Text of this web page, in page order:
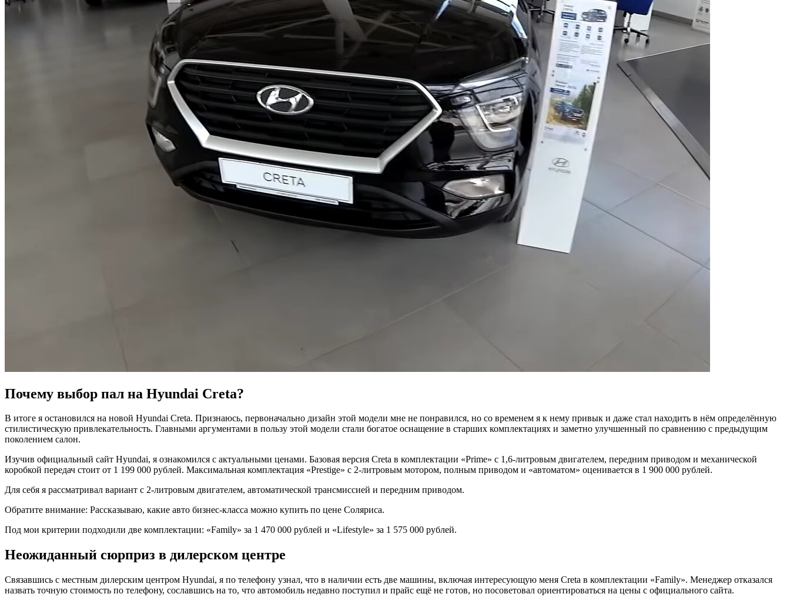
Почему выбор пал на Hyundai Creta?
В итоге я остановился на новой Hyundai Creta. Признаюсь, первоначально дизайн этой модели мне не понравился, но со временем я к нему привык и даже стал находить в нём определённую
стилистическую привлекательность. Главными аргументами в пользу этой модели стали богатое оснащение в старших комплектациях и заметно улучшенный по сравнению с предыдущим
поколением салон.
Изучив официальный сайт Hyundai, я ознакомился с актуальными ценами. Базовая версия Creta в комплектации «Prime» с 1,6-литровым двигателем, передним приводом и механической
коробкой передач стоит от 1 199 000 рублей. Максимальная комплектация «Prestige» с 2-литровым мотором, полным приводом и «автоматом» оценивается в 1 900 000 рублей.
Для себя я рассматривал вариант с 2-литровым двигателем, автоматической трансмиссией и передним приводом.
Обратите внимание: Рассказываю, какие авто бизнес-класса можно купить по цене Соляриса.
Под мои критерии подходили две комплектации: «Family» за 1 470 000 рублей и «Lifestyle» за 1 575 000 рублей.
Неожиданный сюрприз в дилерском центре
Связавшись с местным дилерским центром Hyundai, я по телефону узнал, что в наличии есть две машины, включая интересующую меня Creta в комплектации «Family». Менеджер отказался
назвать точную стоимость по телефону, сославшись на то, что автомобиль недавно поступил и прайс ещё не готов, но посоветовал ориентироваться на цены с официального сайта.